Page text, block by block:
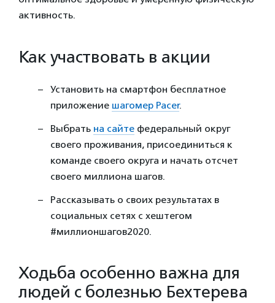
активность.
Как участвовать в акции
Установить на смартфон бесплатное
приложение шагомер Pacer.
Выбрать на сайте федеральный округ
своего проживания, присоединиться к
команде своего округа и начать отсчет
своего миллиона шагов.
Рассказывать о своих результатах в
социальных сетях с хештегом
#миллионшагов2020.
Ходьба особенно важна для
людей с болезнью Бехтерева